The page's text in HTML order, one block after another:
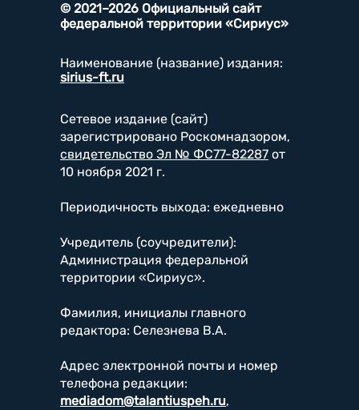
© 2021–2026 Официальный сайт
федеральной территории «Сириус»
Наименование (название) издания:
sirius-ft.ru
Сетевое издание (сайт)
зарегистрировано Роскомнадзором,
свидетельство Эл № ФС77-82287 от
10 ноября 2021 г.
Периодичность выхода: ежедневно
Учредитель (соучредители):
Администрация федеральной
территории «Сириус».
Фамилия, инициалы главного
редактора: Селезнева В.А.
Адрес электронной почты и номер
телефона редакции:
mediadom@talantiuspeh.ru,